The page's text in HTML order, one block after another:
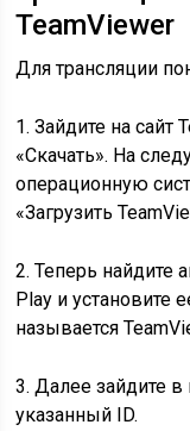
TeamViewer
Для трансляции
1. Зайдите на
«Скачать». На
операционную
«Загрузить
2. Теперь найдите
Play и установите
называется
3. Далее зайдите
указанный ID.